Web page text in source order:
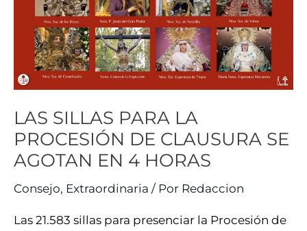
LAS SILLAS PARA LA
PROCESIÓN DE CLAUSURA SE
AGOTAN EN 4 HORAS
Consejo, Extraordinaria / Por Redaccion
Las 21.583 sillas para presenciar la Procesión de
PROCESIÓN
CLAUSURA
SE
EN
4
HORAS